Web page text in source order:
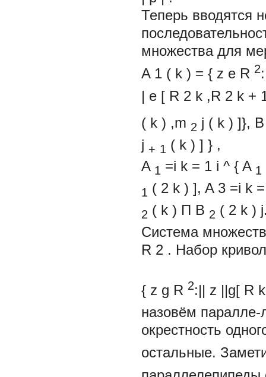
Теперь вводятся
множества для
A 1 ( k ) = { z e R 2:
| e [ R 2 k ,R 2 k +
( k ) ,m 2 j ( k ) ]}, B
j + 1 ( k ) ] } ,
A 1 =i k = 1 i ^ { A 1
1 ( 2 k ) ], A 3 =i k =
2 ( k ) П B 2 ( 2 k )
Система
R 2 . Набор
{ z g R 2:|| z ||g[ R k
назовём
окрестность
остальные.